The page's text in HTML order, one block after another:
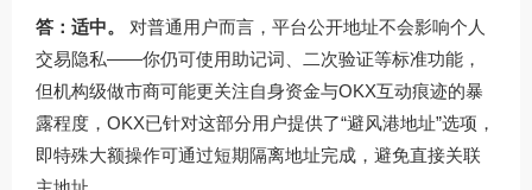
答：适中。
对普通用户而言，平台公开地址不会影响个人
交易隐私——你仍可使用助记词、二次验证等标准功能，
但机构级做市商可能更关注自身资金与OKX互动痕迹的暴
露程度，OKX已针对这部分用户提供了“避风港地址”选项，
即特殊大额操作可通过短期隔离地址完成，避免直接关联